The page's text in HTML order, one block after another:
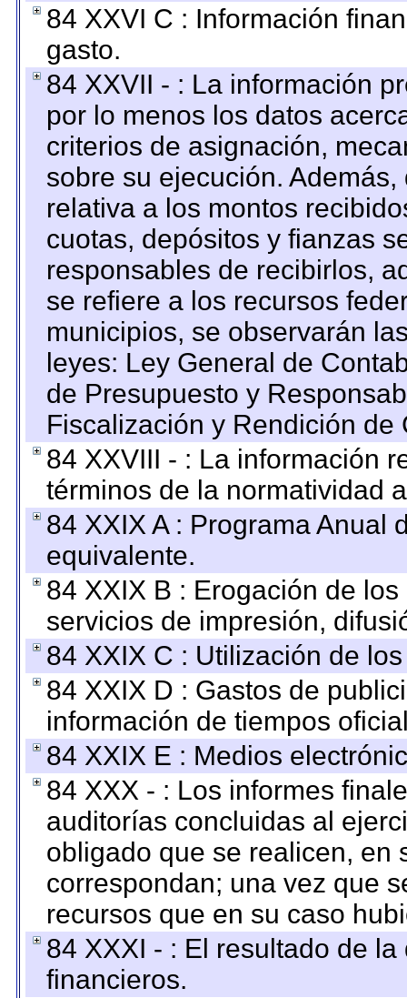
84 XXVI C : Información
gasto.
84 XXVII - : La información
por lo menos los datos
criterios de asignación,
sobre su ejecución.
relativa a los montos
cuotas, depósitos y fianzas
responsables de recibirlos,
se refiere a los recursos
municipios, se observarán
leyes: Ley General de
de Presupuesto y
Fiscalización y Rendición
84 XXVIII - : La información
términos de la normatividad
84 XXIX A : Programa Anual
equivalente.
84 XXIX B : Erogación de
servicios de impresión,
84 XXIX C : Utilización de
84 XXIX D : Gastos de
información de tiempos
84 XXIX E : Medios
84 XXX - : Los informes
auditorías concluidas al
obligado que se realicen, en
correspondan; una vez que
recursos que en su caso
84 XXXI - : El resultado de
financieros.